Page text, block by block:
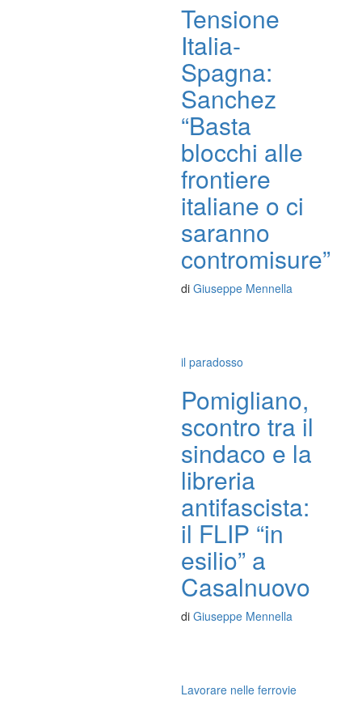
Tensione
Italia-
Spagna:
Sanchez
“Basta
blocchi alle
frontiere
italiane o ci
saranno
contromisure”
di Giuseppe Mennella
il paradosso
Pomigliano,
scontro tra il
sindaco e la
libreria
antifascista:
il FLIP “in
esilio” a
Casalnuovo
di Giuseppe Mennella
Lavorare nelle ferrovie